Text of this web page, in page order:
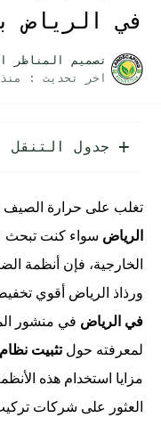
في الرياض
تصميم المناظر
اخر تحديث :
جدول التنقل
تغلب على حرارة الصيف
الرياض سواء كنت تبحث
الخارجية، فإن أنظمة
ورذاذ الرياض أقوي
في الرياض في منشور
لمعرفته حول تثبيت
مزايا استخدام هذه
العثور على شركات